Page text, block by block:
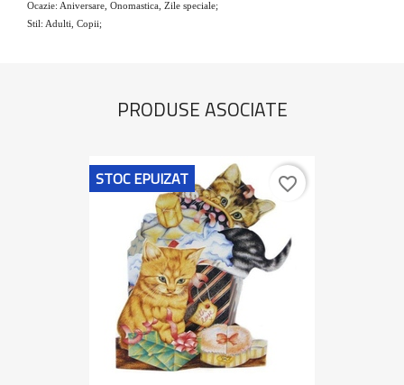
Ocazie: Aniversare, Onomastica, Zile speciale;
Stil: Adulti, Copii;
PRODUSE ASOCIATE
STOC EPUIZAT favorite_border